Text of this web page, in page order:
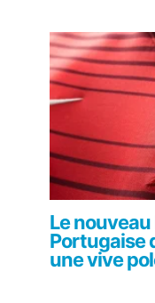
Le
Portugaise
une vive